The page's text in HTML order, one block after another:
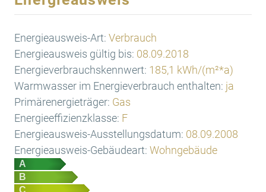
Energieausweis-Art: Verbrauch
Energieausweis gültig bis: 08.09.2018
Energieverbrauchskennwert: 185,1 kWh/(m²*a)
Warmwasser im Energieverbrauch enthalten: ja
Primärenergieträger: Gas
Energieeffizienzklasse: F
Energieausweis-Ausstellungsdatum: 08.09.2008
Energieausweis-Gebäudeart: Wohngebäude
A
B
C